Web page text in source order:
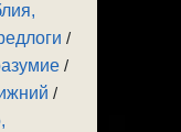
/
/
/